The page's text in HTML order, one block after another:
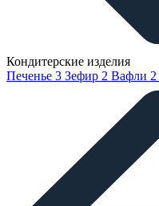
Кондитерские изделия
Печенье 3 Зефир 2 Вафли 2